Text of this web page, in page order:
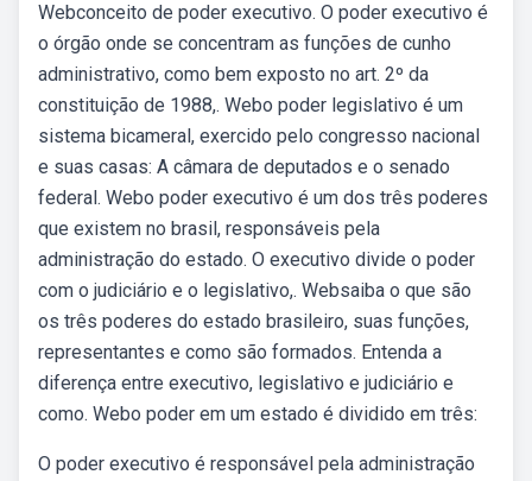
Webconceito de poder executivo. O poder executivo é
o órgão onde se concentram as funções de cunho
administrativo, como bem exposto no art. 2º da
constituição de 1988,. Webo poder legislativo é um
sistema bicameral, exercido pelo congresso nacional
e suas casas: A câmara de deputados e o senado
federal. Webo poder executivo é um dos três poderes
que existem no brasil, responsáveis pela
administração do estado. O executivo divide o poder
com o judiciário e o legislativo,. Websaiba o que são
os três poderes do estado brasileiro, suas funções,
representantes e como são formados. Entenda a
diferença entre executivo, legislativo e judiciário e
como. Webo poder em um estado é dividido em três:
O poder executivo é responsável pela administração